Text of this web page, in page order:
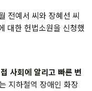
전예서 씨와 장혜선 씨
대한 헌법소원을 신청했
사회에 알리고 빠른 변
지하철역 장애인 화장